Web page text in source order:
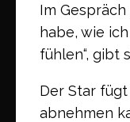
Im
habe, wie
fühlen“, gibt
Der Star
abnehmen